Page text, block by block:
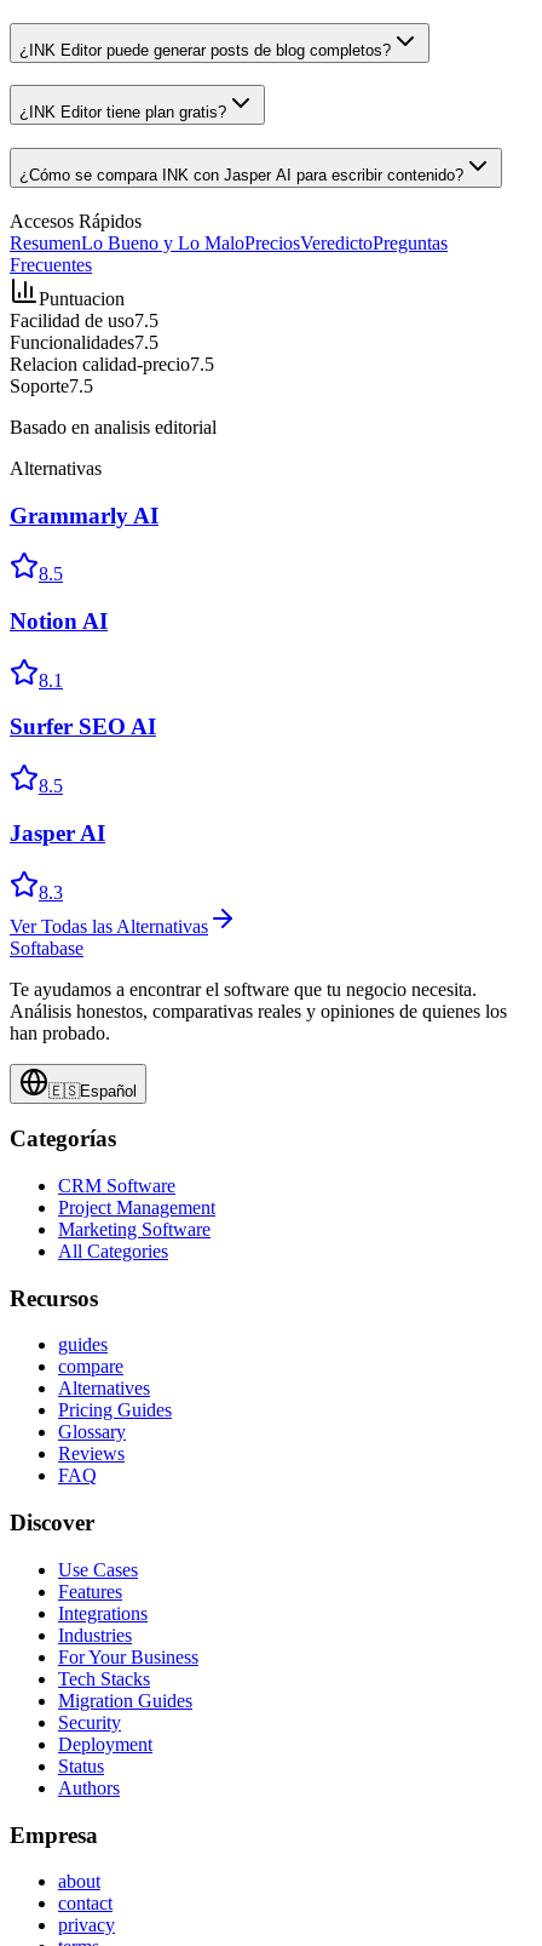
¿INK Editor puede generar posts de blog completos?
¿INK Editor tiene plan gratis?
¿Cómo se compara INK con Jasper AI para escribir contenido?
Accesos Rápidos
ResumenLo Bueno y Lo MaloPreciosVeredictoPreguntas
Frecuentes
Puntuacion
Facilidad de uso7.5
Funcionalidades7.5
Relacion calidad-precio7.5
Soporte7.5
Basado en analisis editorial
Alternativas
Grammarly AI
8.5
Notion AI
8.1
Surfer SEO AI
8.5
Jasper AI
8.3
Ver Todas las Alternativas
Softabase
Te ayudamos a encontrar el software que tu negocio necesita.
Análisis honestos, comparativas reales y opiniones de quienes los
han probado.
🇪🇸Español
Categorías
CRM Software
Project Management
Marketing Software
All Categories
Recursos
guides
compare
Alternatives
Pricing Guides
Glossary
Reviews
FAQ
Discover
Use Cases
Features
Integrations
Industries
For Your Business
Tech Stacks
Migration Guides
Security
Deployment
Status
Authors
Empresa
about
contact
privacy